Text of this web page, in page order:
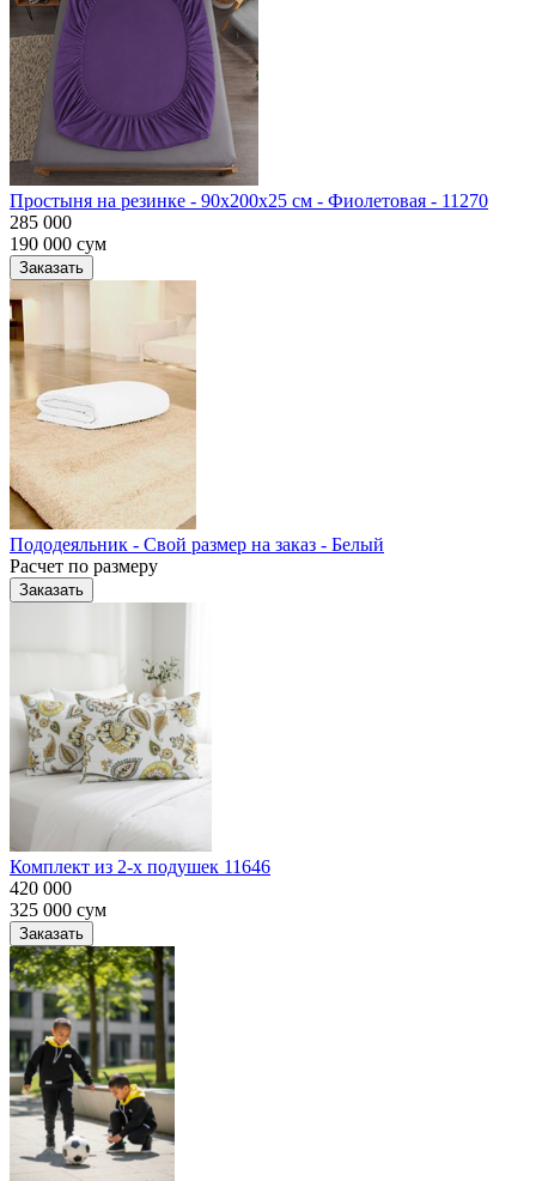
Простыня на резинке - 90x200x25 cм - Фиолетовая - 11270
285 000
190 000 сум
Заказать
Пододеяльник - Свой размер на заказ - Белый
Расчет по размеру
Заказать
Комплект из 2-х подушек 11646
420 000
325 000 сум
Заказать